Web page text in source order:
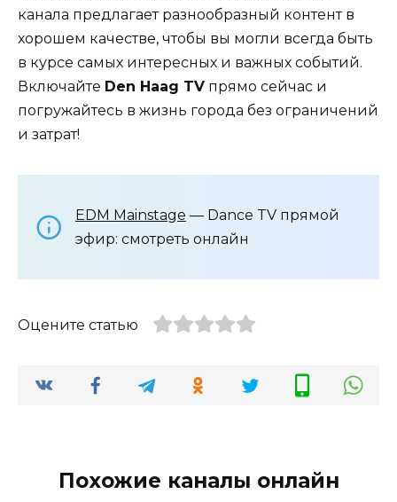
канала предлагает разнообразный контент в
хорошем качестве, чтобы вы могли всегда быть
в курсе самых интересных и важных событий.
Включайте Den Haag TV прямо сейчас и
погружайтесь в жизнь города без ограничений
и затрат!
EDM Mainstage — Dance TV прямой
эфир: смотреть онлайн
Оцените статью
Похожие каналы онлайн